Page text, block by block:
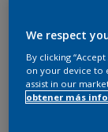
930 ML
We respect
By clicking
on your device to
assist in our
obtener más